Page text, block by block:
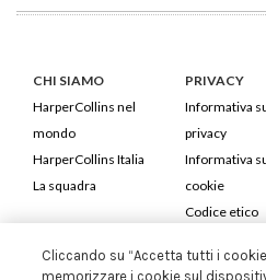
CHI SIAMO
HarperCollins nel
mondo
HarperCollins Italia
La squadra
PRIVACY
Informativa
privacy
Informativa
cookie
Codice etico
HarperCollins Italia S.p.A.
Cliccando su “Accetta tutti i
memorizzare i cookie sul